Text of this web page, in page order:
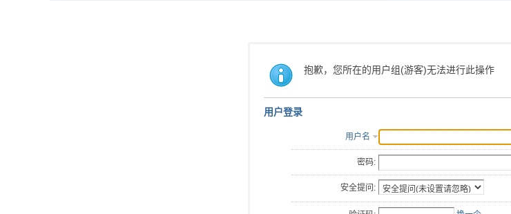
索
抱歉，您所在的用户组(游客)无法进行此操作
用户登录
用户名
密码:
安全提问: